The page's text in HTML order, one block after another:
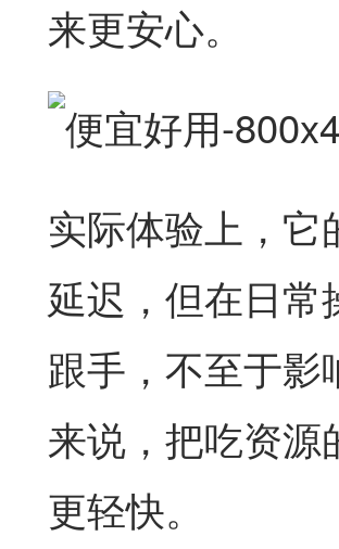
来更安心。
实际体验上，
延迟，但在日
跟手，不至于
来说，把吃资
更轻快。